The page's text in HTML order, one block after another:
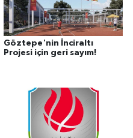
Göztepe'nin İnciraltı
Projesi için geri sayım!